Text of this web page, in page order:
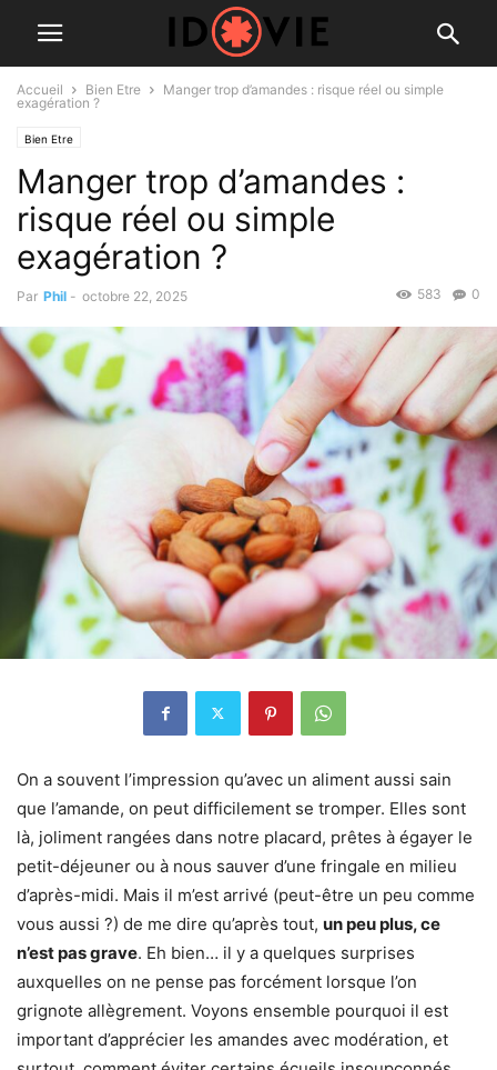
Accueil Bien Etre
Manger trop d’amandes : risque réel ou simple
exagération ?
Bien Etre
Manger trop d’amandes :
risque réel ou simple
exagération ?
Par Phil - octobre 22, 2025 0
583
On a souvent l’impression qu’avec un aliment aussi sain
que l’amande, on peut difficilement se tromper. Elles sont
là, joliment rangées dans notre placard, prêtes à égayer le
petit-déjeuner ou à nous sauver d’une fringale en milieu
d’après-midi. Mais il m’est arrivé (peut-être un peu comme
vous aussi ?) de me dire qu’après tout, un peu plus, ce
n’est pas grave. Eh bien… il y a quelques surprises
auxquelles on ne pense pas forcément lorsque l’on
grignote allègrement. Voyons ensemble pourquoi il est
important d’apprécier les amandes avec modération, et